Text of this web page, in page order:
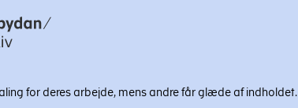
for deres arbejde, mens andre får glæde af indholdet.